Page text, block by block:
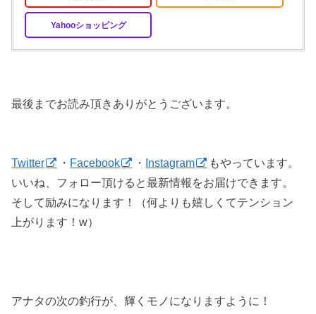
Yahooショッピング
最後までお読み頂きありがとうございます。
Twitter ・ Facebook ・ Instagram
もやっています。
いいね、フォロー頂けると最新情報をお届けできます。
そして励みになります！（何よりも嬉しくてテンション
上がります！w）
アナタの次の釣行が、輝くモノになりますように！